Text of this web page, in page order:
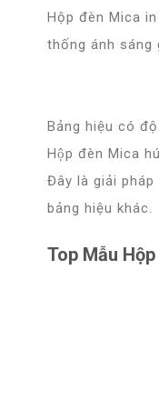
Hộp đèn Mica
thống ánh sáng
Bảng hiệu có
Hộp đèn Mica
Đây là giải
bảng hiệu khác.
Top Mẫu